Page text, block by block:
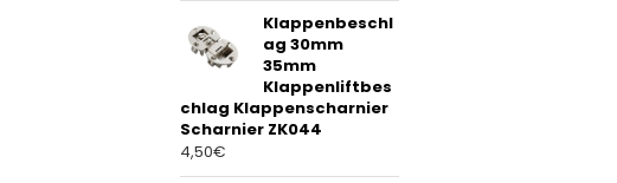
Klappenbeschl
ag 30mm
35mm
Klappenliftbes
chlag Klappenscharnier
Scharnier ZK044
4,50€